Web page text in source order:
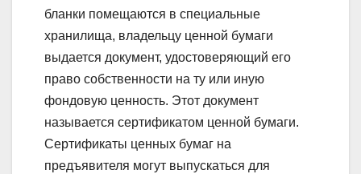
бланки помещаются в специальные
хранилища, владельцу ценной бумаги
выдается документ, удостоверяющий его
право собственности на ту или иную
фондовую ценность. Этот документ
называется сертификатом ценной бумаги.
Сертификаты ценных бумаг на
предъявителя могут выпускаться для